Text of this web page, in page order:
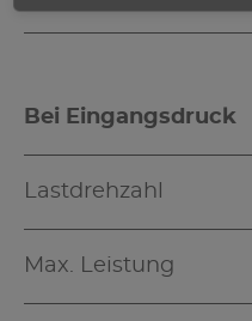
Bei Eingangsdruck
Lastdrehzahl
Max. Leistung